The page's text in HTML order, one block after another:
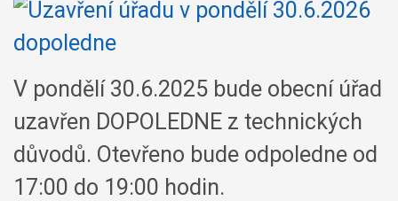
V pondělí 30.6.2025 bude obecní úřad
uzavřen DOPOLEDNE z technických
důvodů. Otevřeno bude odpoledne od
17:00 do 19:00 hodin.